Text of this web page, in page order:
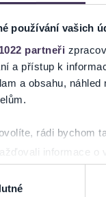
používání vašich
partneři
a přístup k
a obsahu,
rádi bychom
informace o
vaše zařízení
o tom, jak